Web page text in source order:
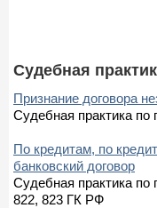
Судебная
Признание договора
Судебная практика
По кредитам, по
банковский договор
Судебная практика по
822, 823 ГК РФ